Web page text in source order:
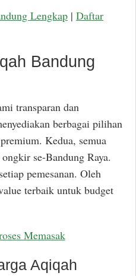
Lengkap | Daftar
Bandung
transparan dan
berbagai pilihan
Kedua, semua
se-Bandung Raya.
pemesanan. Oleh
terbaik untuk budget
Memasak
Aqiqah